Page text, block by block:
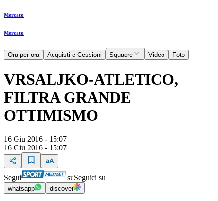
Mercato
Mercato
Ora per ora Acquisti e Cessioni Squadre Video Foto
VRSALJKO-ATLETICO,
FILTRA GRANDE
OTTIMISMO
16 Giu 2016 - 15:07
16 Giu 2016 - 15:07
Segui suSeguici su
whatsapp discover